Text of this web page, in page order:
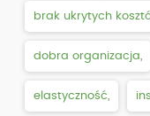
brak ukrytych
dobra organizacja,
elastyczność,